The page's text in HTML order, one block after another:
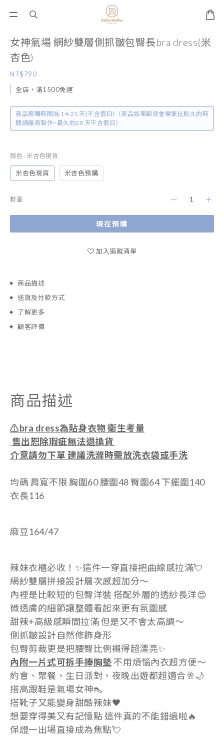
女神氣場 網紗雙層側抓皺包臀長bra dress(米
杏色)
NT$790
全店，滿1500免運
商品預購時間為 14-21 天(不含假日)（商品如果斷貨會需要比較久的時
間請廠商製作~最久約28 天不含假日）
顏色 : 米杏色現貨
米杏色現貨 米杏色預購
數量
現在預購
加入追蹤清單
商品描述
送貨及付款方式
了解更多
顧客評價
商品描述
⚠️bra dress為貼身衣物 衛生考量
售出恕除瑕疵無法退換貨
介意請勿下單 建議洗滌時需放洗衣袋或手洗
均碼 肩寬不限 胸圍60 腰圍48 臀圍64 下擺圍140
衣長116
麻豆164/47
辣妹衣櫃必收！✨這件一穿直接把曲線感拉滿💘
網紗雙層拼接設計層次感超加分～
內裡是比較短的包臀洋裝 搭配外層的透紗長洋😍
微透膚的細節讓整體看起來更有氛圍感
甜辣+高級感瞬間拉滿 但是又不會太高調～
側抓皺設計自然修飾身形
包臀剪裁更是把腰臀比例襯得超漂亮✨
內附一片式可拆手捧胸墊 不用煩惱內衣超方便～
約會、聚餐、生日派對、夜晚出遊都超適合🥂🌙
搭高跟鞋是氣場女神👠
搭靴子又能變身甜酷辣妹🖤
想要穿得美又有記憶點 這件真的不能錯過啦🔥
保證一出場直接成為焦點💘